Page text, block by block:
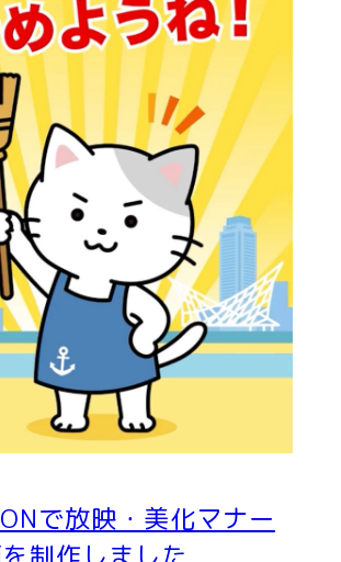
で放映・美化マナー